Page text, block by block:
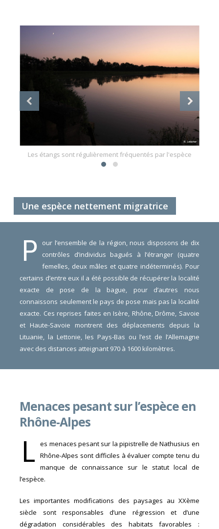
Les étangs sont régulièrement fréquentés par l'espèce
Une espèce nettement migratrice
P
our l’ensemble de la région, nous disposons de dix
contrôles d’individus bagués à l’étranger (quatre
femelles, deux mâles et quatre indéterminés). Pour
certains d’entre eux il a été possible de récupérer la localité
exacte de pose de la bague, pour d’autres nous
connaissons seulement le pays de pose mais pas la localité
exacte. Ces reprises faites en Isère, Rhône, Drôme, Savoie
et Haute-Savoie montrent des déplacements depuis la
Lituanie, la Lettonie, les Pays-Bas ou l’est de l’Allemagne
avec des distances atteignant 970 à 1600 kilomètres.
Menaces pesant sur l’espèce en
Rhône-Alpes
L
es menaces pesant sur la pipistrelle de Nathusius en
Rhône-Alpes sont difficiles à évaluer compte tenu du
manque de connaissance sur le statut local de
l’espèce.
Les importantes modifications des paysages au XXème
siècle sont responsables d’une régression et d’une
dégradation considérables des habitats favorables :